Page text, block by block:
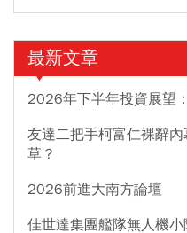
最新文章
2026年下半年投資展望
友達二把手柯富仁裸辭
草？
2026前進大南方論壇
佳世達集團艦隊無人機